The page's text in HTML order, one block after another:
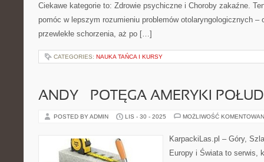
Ciekawe kategorie to: Zdrowie psychiczne i Choroby zakaźne.
pomóc w lepszym rozumieniu problemów otolaryngologicznych
przewlekłe schorzenia, aż po […]
CATEGORIES: NAUKA TAŃCA I KURSY
ANDY – POTĘGA AMERYKI
POSTED BY ADMIN LIS - 30 - 2025 MOŻLIWOŚĆ
KarpackiLas.pl – Góry,
Europy i Świata to serwis,